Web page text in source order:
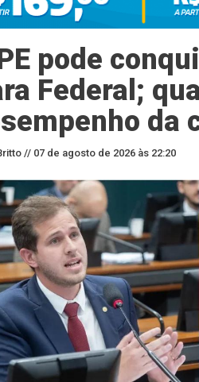
pode
Federal;
da
// 07 de agosto de 2026 às 22:20